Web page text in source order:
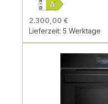
2.300,00 €
Lieferzeit: 5 Werktage